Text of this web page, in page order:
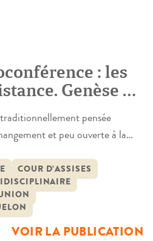
: les
Genèse et
d’unepensée
et peu ouverte à la
ils appartiennent et c’est
les analyses inspirées par une
la Justice. Pour
[…]
COUR D’ASSISES
VOIR LA PUBLICATION